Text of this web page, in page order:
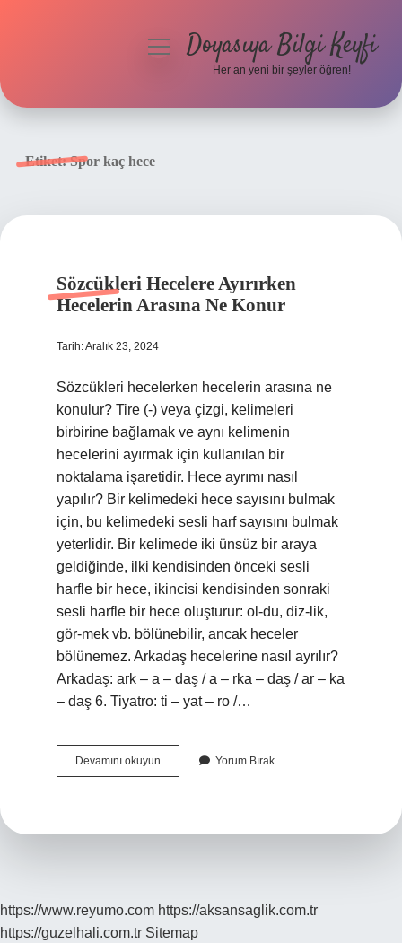
menüyüDoyasıya Bilgi Keyfi
Her an yeni bir şeyler öğren!
Etiket:Spor kaç hece
Sözcükleri Hecelere Ayırırken
Hecelerin Arasına Ne Konur
Tarih: Aralık 23, 2024
Sözcükleri hecelerken hecelerin arasına ne
konulur? Tire (-) veya çizgi, kelimeleri
birbirine bağlamak ve aynı kelimenin
hecelerini ayırmak için kullanılan bir
noktalama işaretidir. Hece ayrımı nasıl
yapılır? Bir kelimedeki hece sayısını bulmak
için, bu kelimedeki sesli harf sayısını bulmak
yeterlidir. Bir kelimede iki ünsüz bir araya
geldiğinde, ilki kendisinden önceki sesli
harfle bir hece, ikincisi kendisinden sonraki
sesli harfle bir hece oluşturur: ol-du, diz-lik,
gör-mek vb. bölünebilir, ancak heceler
bölünemez. Arkadaş hecelerine nasıl ayrılır?
Arkadaş: ark – a – daş / a – rka – daş / ar – ka
– daş 6. Tiyatro: ti – yat – ro /…
Devamını okuyun Sözcükleri
Hecelere
Yorum Bırak
https://www.reyumo.com https://aksansaglik.com.tr
https://guzelhali.com.tr Sitemap